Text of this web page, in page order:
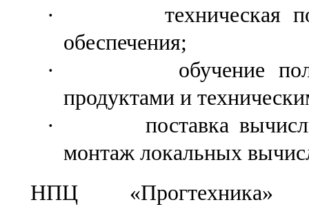
·
техническая
обеспечения;
·
обучение
продуктами и
·
поставка
монтаж локальных
НПЦ «Прогтехника»